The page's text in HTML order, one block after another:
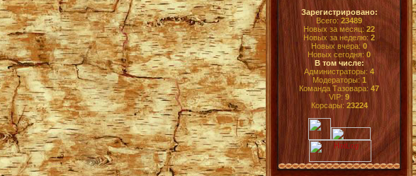
Зарегистрировано:
Всего: 23489
Новых за месяц: 22
Новых за неделю: 2
Новых вчера:0
Новых сегодня: 0
В том числе:
Администраторы: 4
Модераторы: 1
Команда Тазовара: 47
VIP: 9
Корсары: 23224